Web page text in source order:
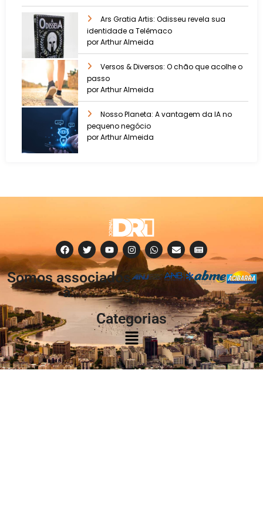
Ars Gratia Artis: Odisseu revela sua
identidade a Telêmaco
por Arthur Almeida
Versos & Diversos: O chão que acolhe o
passo
por Arthur Almeida
Nosso Planeta: A vantagem da IA no
pequeno negócio
por Arthur Almeida
Somos associados
à:
Categorias